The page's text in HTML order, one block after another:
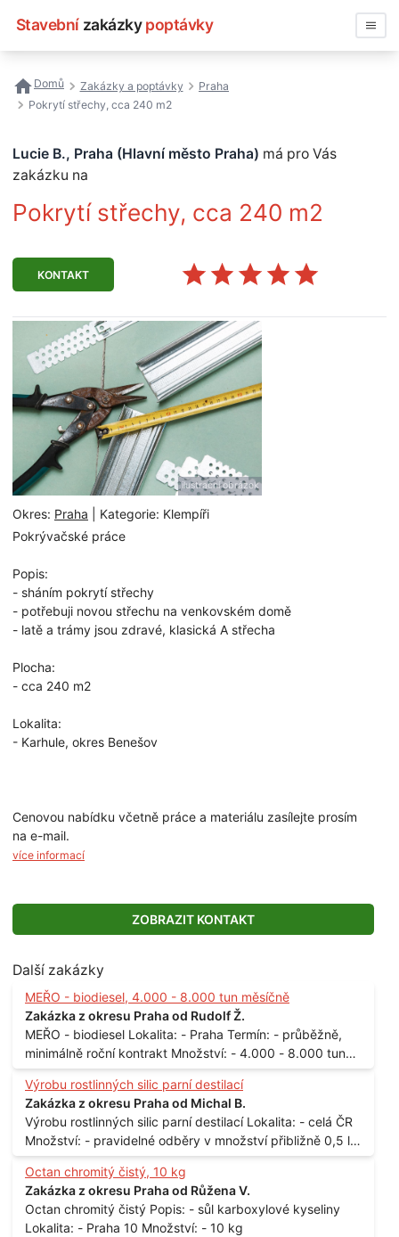
Stavební zakázky poptávky
Všechny zakázky
Nejčastější vyhledávání
Domů Zakázky a poptávky
Praha
Pokrytí střechy, cca 240 m2
Lucie B., Praha (Hlavní město Praha) má pro Vás
zakázku na
Pokrytí střechy, cca 240 m2
KONTAKT
Okres: Praha | Kategorie: Klempíři
Pokrývačské práce
Popis:
- sháním pokrytí střechy
- potřebuji novou střechu na venkovském domě
- latě a trámy jsou zdravé, klasická A střecha
Plocha:
- cca 240 m2
Lokalita:
- Karhule, okres Benešov
Cenovou nabídku včetně práce a materiálu zasílejte prosím
na e-mail.
více informací
ZOBRAZIT KONTAKT
Další zakázky
MEŘO - biodiesel, 4.000 - 8.000 tun měsíčně
Zakázka z okresu Praha od Rudolf Ž.
MEŘO - biodiesel Lokalita: - Praha Termín: - průběžně,
minimálně roční kontrakt Množství: - 4.000 - 8.000 tun
měsíčně
Výrobu rostlinných silic parní destilací
Zakázka z okresu Praha od Michal B.
Výrobu rostlinných silic parní destilací Lokalita: - celá ČR
Množství: - pravidelné odběry v množství přibližně 0,5 l
až 1 l
Octan chromitý čistý, 10 kg
Zakázka z okresu Praha od Růžena V.
Octan chromitý čistý Popis: - sůl karboxylové kyseliny
Lokalita: - Praha 10 Množství: - 10 kg
ilustrační obrázek